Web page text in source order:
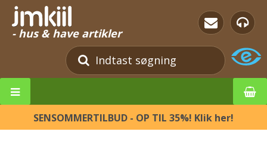
- hus & have artikler
SENSOMMERTILBUD - OP TIL 35%! Klik her!